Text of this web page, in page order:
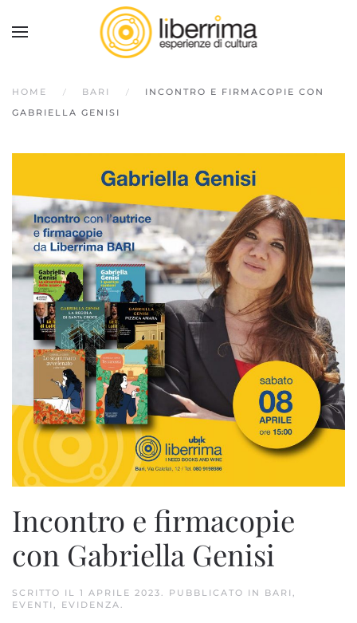
HOME BARI
INCONTRO E FIRMACOPIE CON
GABRIELLA GENISI
Incontro e firmacopie
con Gabriella Genisi
SCRITTO IL 1 APRILE 2023. PUBBLICATO IN BARI ,
EVENTI , EVIDENZA.